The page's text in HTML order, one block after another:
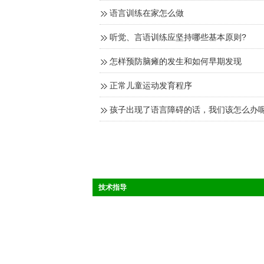
语言训练在家怎么做
听觉、言语训练应坚持哪些基本原则?
怎样预防脑瘫的发生和如何早期发现
正常儿童运动发育程序
孩子出现了语言障碍的话，我们该怎么办
技术指导